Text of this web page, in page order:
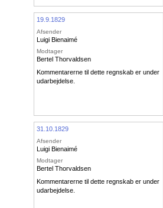
19.9.1829
Afsender
Luigi Bienaimé
Modtager
Bertel Thorvaldsen
Kommentarerne til dette regnskab er under
udarbejdelse.
31.10.1829
Afsender
Luigi Bienaimé
Modtager
Bertel Thorvaldsen
Kommentarerne til dette regnskab er under
udarbejdelse.